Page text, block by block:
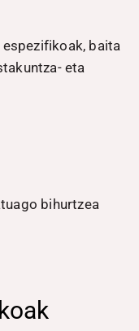
baita
eta
bihurtzea